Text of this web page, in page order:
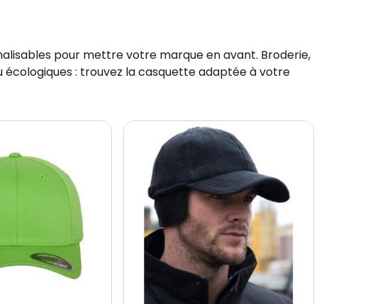
pour mettre votre marque en avant. Broderie,
écologiques : trouvez la casquette adaptée à votre
Image